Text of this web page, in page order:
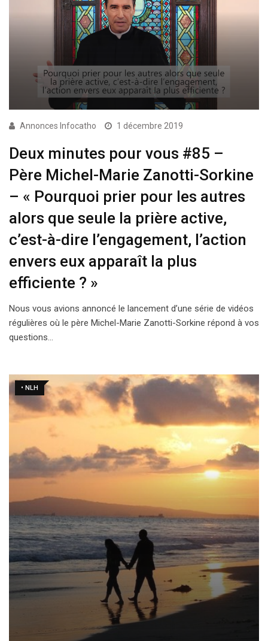
Annonces Infocatho 1 décembre 2019
Deux minutes pour vous #85 –
Père Michel-Marie Zanotti-Sorkine
– « Pourquoi prier pour les autres
alors que seule la prière active,
c’est-à-dire l’engagement, l’action
envers eux apparaît la plus
efficiente ? »
Nous vous avions annoncé le lancement d’une série de vidéos
régulières où le père Michel-Marie Zanotti-Sorkine répond à vos
questions…
• NLH